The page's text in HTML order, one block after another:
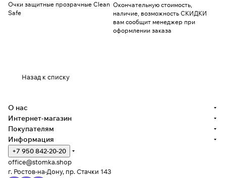
Очки защитные прозрачные Clean
Safe
Окончательную стоимость,
наличие, возможность СКИДКИ
вам сообщит менеджер при
оформлении заказа
Назад к списку
О нас
Интернет-магазин
Покупателям
Информация
+7 950 842-20-20
office@stomka.shop
г. Ростов-на-Дону, пр. Стачки 143